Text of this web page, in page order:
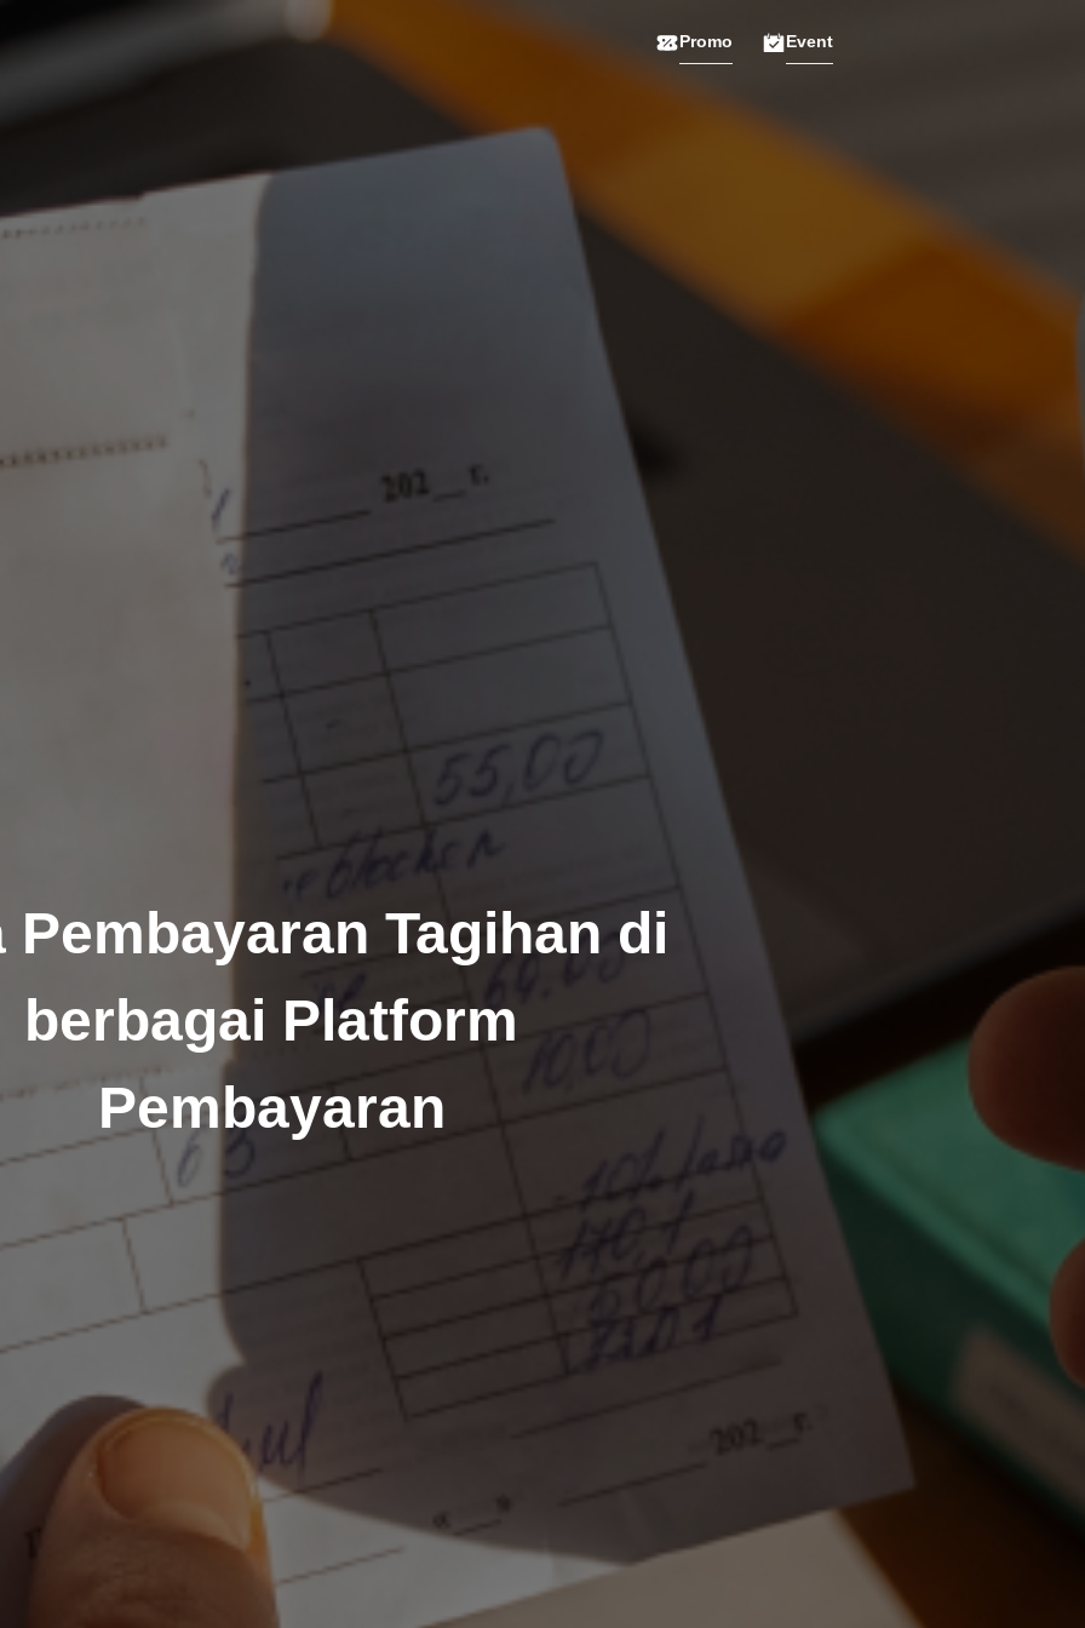
Promo Event
Pembayaran Tagihan di
berbagai Platform
Pembayaran